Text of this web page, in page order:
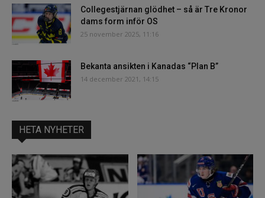
Collegestjärnan glödhet – så är Tre Kronor
dams form inför OS
25 november 2025, 11:16
Bekanta ansikten i Kanadas “Plan B”
14 december 2021, 14:15
HETA NYHETER